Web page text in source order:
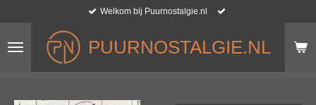
naar
hoofdinhoud
PUURNOSTALGIE.NL
Welkom bij Puurnostalgie.nl